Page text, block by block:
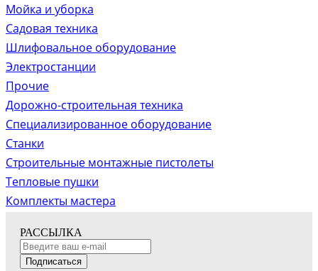
Мойка и уборка
Садовая техника
Шлифовальное оборудование
Электростанции
Прочие
Дорожно-строительная техника
Специализированное оборудование
Станки
Строительные монтажные пистолеты
Тепловые пушки
Комплекты мастера
РАССЫЛКА
Подписаться